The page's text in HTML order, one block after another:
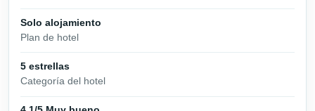
Solo alojamiento
Plan de hotel
5 estrellas
Categoría del hotel